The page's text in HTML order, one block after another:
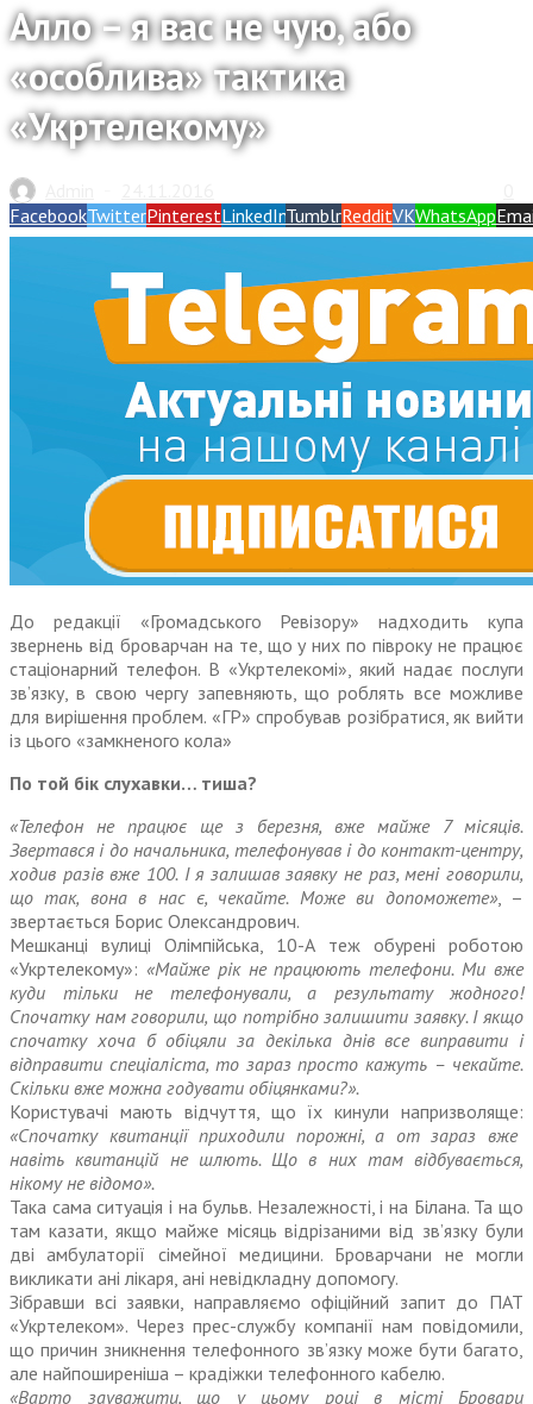
Алло – я вас не чую, або
«особлива» тактика
«Укртелекому»
FacebookTwitterPinterestLinkedInTumblrRedditVKWhatsApp
До редакції «Громадського Ревізору» надходить купа
звернень від броварчан на те, що у них по півроку не працює
стаціонарний телефон. В «Укртелекомі», який надає послуги
зв’язку, в свою чергу запевняють, що роблять все можливе
для вирішення проблем. «ГР» спробував розібратися, як вийти
із цього «замкненого кола»
По той бік слухавки… тиша?
«Телефон не працює ще з березня, вже майже 7 місяців.
Звертався і до начальника, телефонував і до контакт-центру,
ходив разів вже 100. І я залишав заявку не раз, мені говорили,
що так, вона в нас є, чекайте. Може ви допоможете», –
звертається Борис Олександрович.
Мешканці вулиці Олімпійська, 10-А теж обурені роботою
«Укртелекому»: «Майже рік не працюють телефони. Ми вже
куди тільки не телефонували, а результату жодного!
Спочатку нам говорили, що потрібно залишити заявку. І якщо
спочатку хоча б обіцяли за декілька днів все виправити і
відправити спеціа­ліста, то зараз просто кажуть – чекайте.
Скільки вже можна годувати обіцянками?».
Користувачі мають відчуття, що їх кинули напризволяще:
«Спочатку квитанції приходили порожні, а от зараз вже
навіть квитанцій не шлють. Що в них там відбувається,
нікому не відомо».
Така сама ситуація і на бульв. Незалежності, і на Білана. Та що
там казати, якщо майже місяць відрізаними від зв’язку були
дві амбулаторії сімейної медицини. Броварчани не могли
викликати ані лікаря, ані невідкладну допомогу.
Зібравши всі заявки, направляємо офіційний запит до ПАТ
«Укртелеком». Через прес-службу компанії нам повідомили,
що причин зникнення телефонного зв’язку може бути багато,
але найпоширеніша – крадіжки телефонного кабелю.
«Варто зауважити, що у цьому році в місті Бровари